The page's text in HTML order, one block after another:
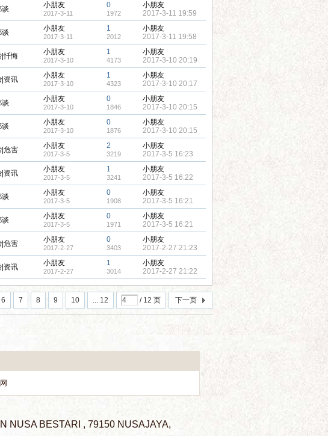
谈 小朋友
2017-3-11
0
1972
小朋友
2017-3-11 19:59
谈 小朋友
2017-3-11
1
2012
小朋友
2017-3-11 19:58
|忏悔 小朋友
2017-3-10
1
4173
小朋友
2017-3-10 20:19
|资讯 小朋友
2017-3-10
1
4323
小朋友
2017-3-10 20:17
谈 小朋友
2017-3-10
0
1846
小朋友
2017-3-10 20:15
谈 小朋友
2017-3-10
0
1876
小朋友
2017-3-10 20:15
|危害 小朋友
2017-3-5
2
3219
小朋友
2017-3-5 16:23
|资讯 小朋友
2017-3-5
1
3241
小朋友
2017-3-5 16:22
谈 小朋友
2017-3-5
0
1908
小朋友
2017-3-5 16:21
谈 小朋友
2017-3-5
0
1971
小朋友
2017-3-5 16:21
|危害 小朋友
2017-2-27
0
3403
小朋友
2017-2-27 21:23
|资讯 小朋友
2017-2-27
1
3014
小朋友
2017-2-27 21:22
6 7 8 9 10 ... 12 / 12 页 下一页